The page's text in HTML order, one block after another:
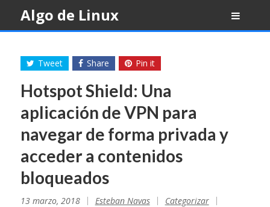
content
Algo de Linux
Tweet Share Pin it
Hotspot Shield: Una
aplicación de VPN para
navegar de forma privada y
acceder a contenidos
bloqueados
13 marzo, 2018 Esteban Navas
Categorizar